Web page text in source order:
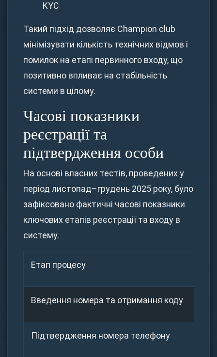
KYC
Такий підхід дозволяє Champion club
мінімізувати кількість технічних відмов і
помилок на етапі первинного входу, що
позитивно впливає на стабільність
системи в цілому.
Часові показники
реєстрації та
підтвердження особи
На основі власних тестів, проведених у
період листопад–грудень 2025 року, було
зафіксовано фактичні часові показники
ключових етапів реєстрації та входу в
систему.
Етап процесу
Введення номера та отримання коду
Підтвердження номера телефону